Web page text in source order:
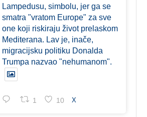
Lampedusu, simbolu, jer ga se
smatra "vratom Europe" za sve
one koji riskiraju život prelaskom
Mediterana. Lav je, inače,
migracijsku politiku Donalda
Trumpa nazvao "nehumanom".
1 10 X